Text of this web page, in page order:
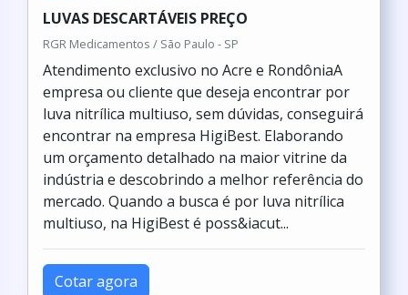
LUVAS DESCARTÁVEIS PREÇO
RGR Medicamentos / São Paulo - SP
Atendimento exclusivo no Acre e RondôniaA
empresa ou cliente que deseja encontrar por
luva nitrílica multiuso, sem dúvidas, conseguirá
encontrar na empresa HigiBest. Elaborando
um orçamento detalhado na maior vitrine da
indústria e descobrindo a melhor referência do
mercado. Quando a busca é por luva nitrílica
multiuso, na HigiBest é poss&iacut...
Cotar agora